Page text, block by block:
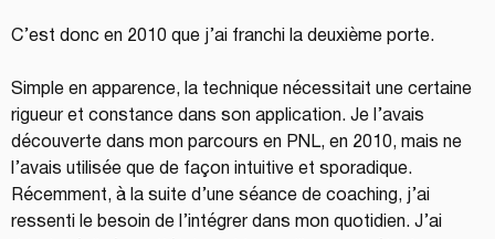
C’est donc en 2010 que j’ai franchi la deuxième porte.
Simple en apparence, la technique nécessitait une certaine
rigueur et constance dans son application. Je l’avais
découverte dans mon parcours en PNL, en 2010, mais ne
l’avais utilisée que de façon intuitive et sporadique.
Récemment, à la suite d’une séance de coaching, j’ai
ressenti le besoin de l’intégrer dans mon quotidien. J’ai